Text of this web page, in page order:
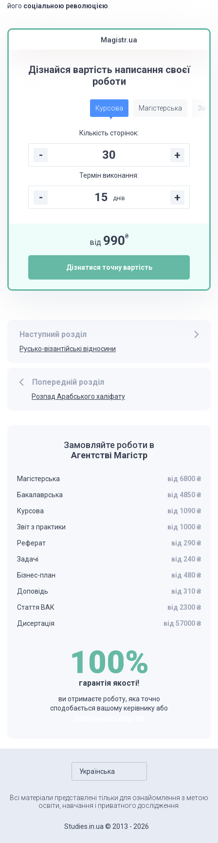
його соціальною революцією
Magistr.ua
Дізнайся вартість написання своєї
роботи
Курсова Магістерська Звіт
Кількість сторінок:
- +
Термін виконання:
- днів +
від 990₴
Дізнатися точну вартість
Попередній розділ
Розпад Арабського халіфату
Наступний розділ
Русько-візантійські відносини
Замовляйте роботи в
Агентстві Магістр
Магістерська від 6800 ₴
Бакалаврська від 4850 ₴
Курсова від 1090 ₴
Звіт з практики від 1000 ₴
Реферат від 290 ₴
Задачі від 240 ₴
Бізнес-план від 480 ₴
Доповідь від 310 ₴
Стаття ВАК від 2300 ₴
Дисертація від 57000 ₴
100%
гарантія якості!
ви отримаєте роботу, яка точно
сподобається вашому керівнику або
Українська
Studies.in.ua © 2013 - 2026
Всі матеріали представлені тільки для ознайомлення з метою
освіти, навчання і приватного дослідження.